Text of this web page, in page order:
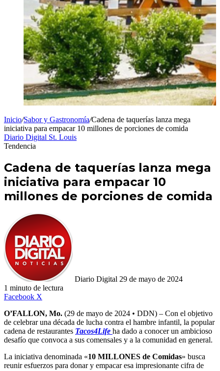
Inicio/Sabor y Gastronomía/Cadena de taquerías lanza mega
iniciativa para empacar 10 millones de porciones de comida
Diario Digital St. Louis
Tendencia
Cadena de taquerías lanza mega
iniciativa para empacar 10
millones de porciones de comida
Diario Digital 29 de mayo de 2024
1 minuto de lectura
Facebook X
correo
electrónico
O’FALLON, Mo. (29 de mayo de 2024 • DDN) – Con el objetivo
de celebrar una década de lucha contra el hambre infantil, la popular
cadena de restaurantes Tacos4Life ha dado a conocer un ambicioso
desafío que convoca a sus comensales y a la comunidad en general.
La iniciativa denominada «10 MILLONES de Comidas» busca
reunir esfuerzos para donar y empacar esa impresionante cifra de